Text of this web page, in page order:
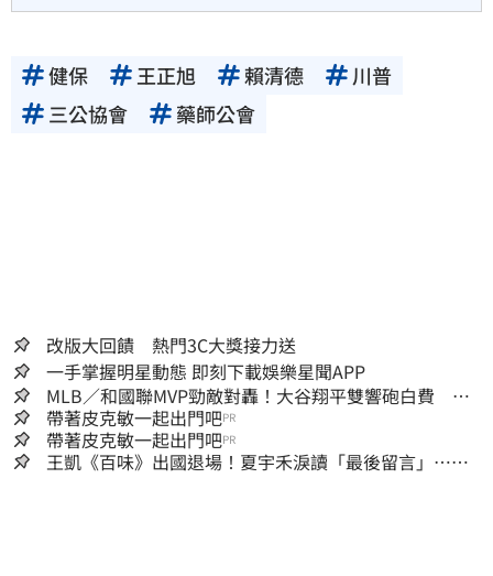
健保 王正旭 賴清德
川普
三公協會
藥師公會
改版大回饋 熱門3C大獎接力送
一手掌握明星動態 即刻下載娛樂星聞APP
MLB／和國聯MVP勁敵對轟！大谷翔平雙響砲白費 道
奇連2系列賽慘遭橫掃
帶著皮克敏一起出門吧PR
帶著皮克敏一起出門吧PR
王凱《百味》出國退場！夏宇禾淚讀「最後留言」…觀